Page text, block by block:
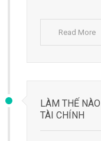
Read More
LÀM THẾ
TÀI CHÍNH